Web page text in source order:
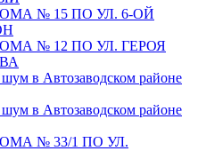
№ 15 ПО УЛ. 6-ОЙ
№ 12 ПО УЛ. ГЕРОЯ
в Автозаводском районе
в Автозаводском районе
№ 33/1 ПО УЛ.